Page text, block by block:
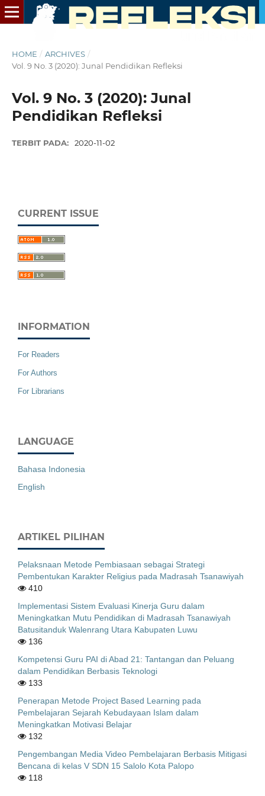
HOME / ARCHIVES /
Vol. 9 No. 3 (2020): Junal Pendidikan Refleksi
Vol. 9 No. 3 (2020): Junal
Pendidikan Refleksi
TERBIT PADA: 2020-11-02
CURRENT ISSUE
INFORMATION
For Readers
For Authors
For Librarians
LANGUAGE
Bahasa Indonesia
English
ARTIKEL PILIHAN
Pelaksnaan Metode Pembiasaan sebagai Strategi
Pembentukan Karakter Religius pada Madrasah Tsanawiyah
410
Implementasi Sistem Evaluasi Kinerja Guru dalam
Meningkatkan Mutu Pendidikan di Madrasah Tsanawiyah
Batusitanduk Walenrang Utara Kabupaten Luwu
136
Kompetensi Guru PAI di Abad 21: Tantangan dan Peluang
dalam Pendidikan Berbasis Teknologi
133
Penerapan Metode Project Based Learning pada
Pembelajaran Sejarah Kebudayaan Islam dalam
Meningkatkan Motivasi Belajar
132
Pengembangan Media Video Pembelajaran Berbasis Mitigasi
Bencana di kelas V SDN 15 Salolo Kota Palopo
118